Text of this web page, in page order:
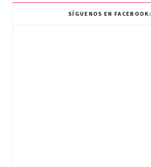
SÍGUENOS EN FACEBOOK: